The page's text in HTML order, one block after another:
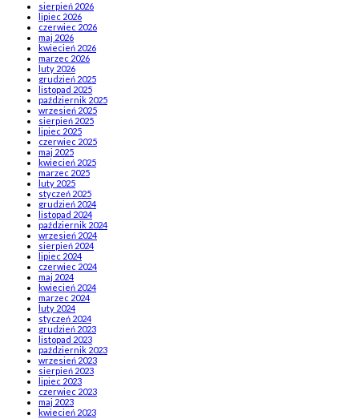
sierpień 2026
lipiec 2026
czerwiec 2026
maj 2026
kwiecień 2026
marzec 2026
luty 2026
grudzień 2025
listopad 2025
październik 2025
wrzesień 2025
sierpień 2025
lipiec 2025
czerwiec 2025
maj 2025
kwiecień 2025
marzec 2025
luty 2025
styczeń 2025
grudzień 2024
listopad 2024
październik 2024
wrzesień 2024
sierpień 2024
lipiec 2024
czerwiec 2024
maj 2024
kwiecień 2024
marzec 2024
luty 2024
styczeń 2024
grudzień 2023
listopad 2023
październik 2023
wrzesień 2023
sierpień 2023
lipiec 2023
czerwiec 2023
maj 2023
kwiecień 2023